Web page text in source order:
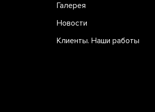
Галерея
Новости
Клиенты. Наши работы